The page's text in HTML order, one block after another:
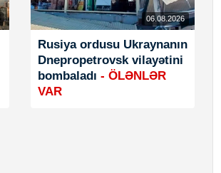
06.08.2026
Rusiya ordusu Ukraynanın
Dnepropetrovsk vilayətini
bombaladı - ÖLƏNLƏR
VAR